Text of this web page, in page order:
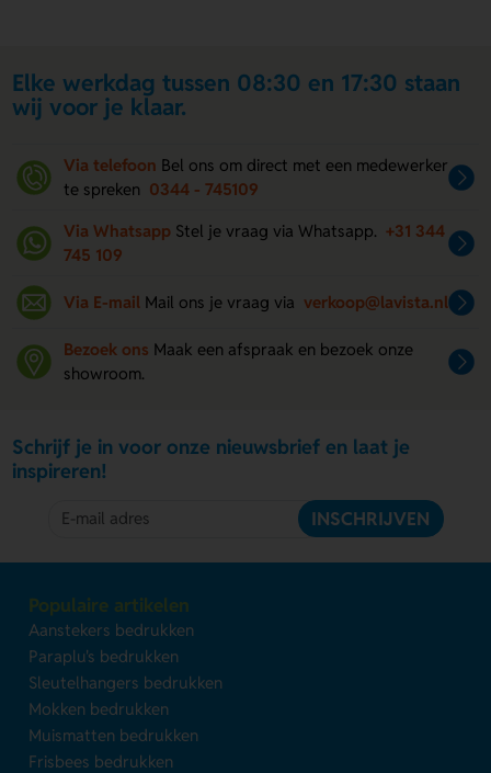
Elke werkdag tussen 08:30 en 17:30 staan
wij voor je klaar.
Via telefoon Bel ons om direct met een medewerker
te spreken 0344 - 745109
Via Whatsapp Stel je vraag via Whatsapp. +31 344
745 109
Via E-mail Mail ons je vraag via verkoop@lavista.nl
Bezoek ons Maak een afspraak en bezoek onze
showroom.
Schrijf je in voor onze nieuwsbrief en laat je
inspireren!
INSCHRIJVEN
Populaire artikelen
Aanstekers bedrukken
Paraplu's bedrukken
Sleutelhangers bedrukken
Mokken bedrukken
Muismatten bedrukken
Frisbees bedrukken